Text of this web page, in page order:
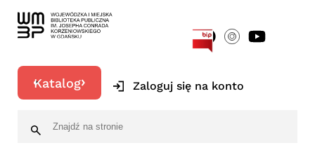
Katalog Zaloguj się na konto